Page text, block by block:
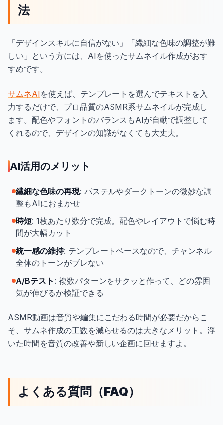
法
「デザインスキルに自信がない」「繊細な色味の調整が難
しい」という方には、AIを使ったサムネイル作成がおす
すめです。
サムネAIを使えば、テンプレートを選んでテキストを入
力するだけで、プロ品質のASMR系サムネイルが完成し
ます。配色やフォントのバランスもAIが自動で調整して
くれるので、デザインの知識がなくても大丈夫。
AI活用のメリット
繊細な色味の再現: パステルやダークトーンの微妙な調
整もAIにおまかせ
時短: 1枚あたり数分で完成。配色やレイアウトで悩む時
間が大幅カット
統一感の維持: テンプレートベースなので、チャンネル
全体のトーンがブレない
A/Bテスト : 複数パターンをサクッと作って、どの雰囲
気が伸びるか検証できる
ASMR動画は音質や編集にこだわる時間が必要だからこ
そ、サムネ作成の工数を減らせるのは大きなメリット。浮
いた時間を音質の改善や新しい企画に回せますよ。
よくある質問（FAQ）